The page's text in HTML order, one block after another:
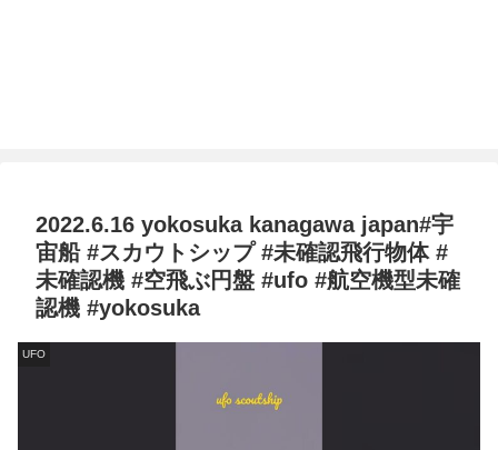
2022.6.16 yokosuka kanagawa japan#宇
宙船 #スカウトシップ #未確認飛行物体 #
未確認機 #空飛ぶ円盤 #ufo #航空機型未確
認機 #yokosuka
UFO